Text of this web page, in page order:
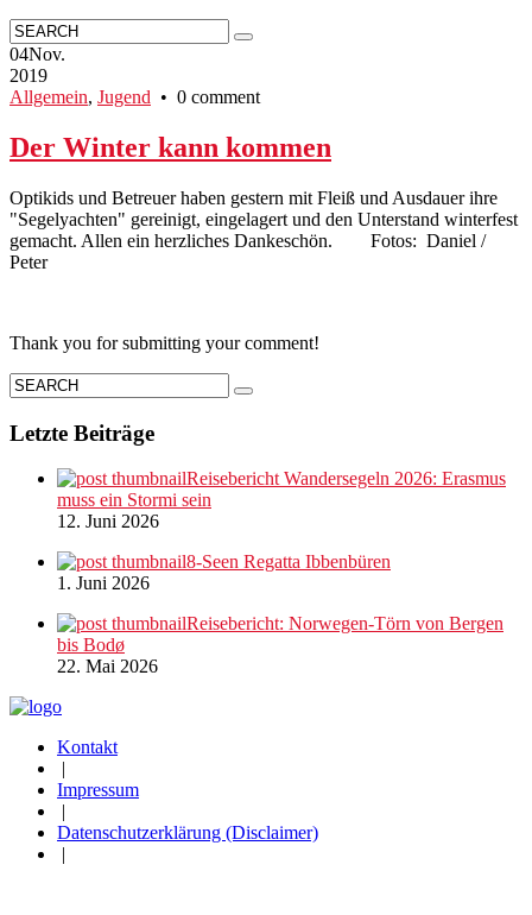
04Nov.
2019
Allgemein, Jugend • 0 comment
Der Winter kann kommen
Optikids und Betreuer haben gestern mit Fleiß und Ausdauer ihre
"Segelyachten" gereinigt, eingelagert und den Unterstand winterfest
gemacht. Allen ein herzliches Dankeschön. Fotos: Daniel /
Peter
Thank you for submitting your comment!
Letzte Beiträge
Reisebericht Wandersegeln 2026: Erasmus
muss ein Stormi sein
12. Juni 2026
8-Seen Regatta Ibbenbüren
1. Juni 2026
Reisebericht: Norwegen-Törn von Bergen
bis Bodø
22. Mai 2026
Kontakt
|
Impressum
|
Datenschutzerklärung (Disclaimer)
|